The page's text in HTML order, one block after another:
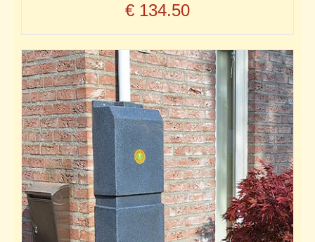
€ 134.50